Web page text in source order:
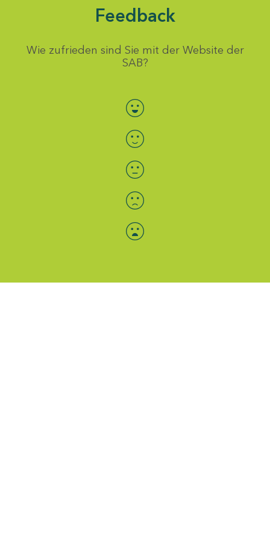
Feedback
Wie zufrieden sind Sie mit der Website der
SAB?
Bewertung auswählen